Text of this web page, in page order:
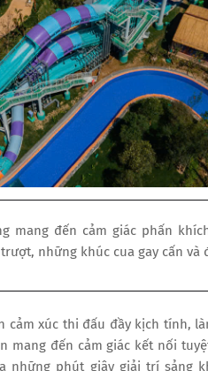
mang đến cảm giác phấn
những khúc cua gay cấn và
cảm xúc thi đấu đầy kịch tính,
mang đến cảm giác kết nối
những phút giây giải trí sảng